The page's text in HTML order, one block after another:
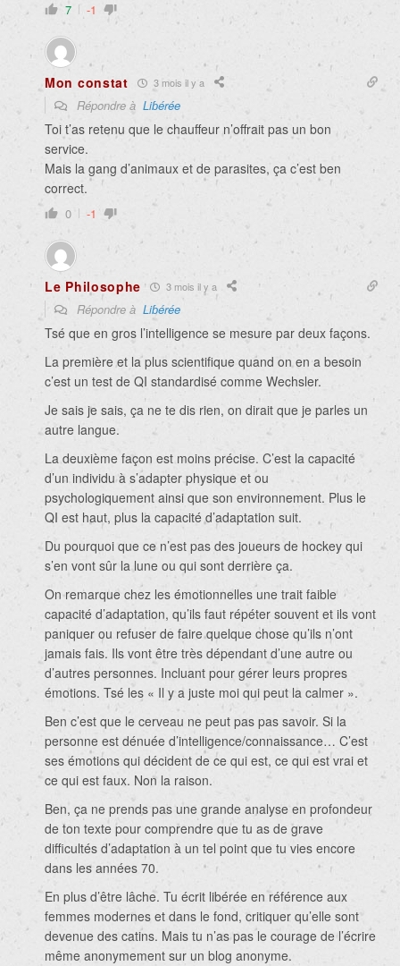
7 -1
Mon constat 3 mois il y a
Répondre à Liɓérée
Toi t’as retenu que le chauffeur n’offrait pas un bon
service.
Mais la gang d’animaux et de parasites, ça c’est ben
correct.
0 -1
Le Philosophe 3 mois il y a
Répondre à Liɓérée
Tsé que en gros l’intelligence se mesure par deux façons.
La première et la plus scientifique quand on en a besoin
c’est un test de QI standardisé comme Wechsler.
Je sais je sais, ça ne te dis rien, on dirait que je parles un
autre langue.
La deuxième façon est moins précise. C’est la capacité
d’un individu à s’adapter physique et ou
psychologiquement ainsi que son environnement. Plus le
QI est haut, plus la capacité d’adaptation suit.
Du pourquoi que ce n’est pas des joueurs de hockey qui
s’en vont sûr la lune ou qui sont derrière ça.
On remarque chez les émotionnelles une trait faible
capacité d’adaptation, qu’ils faut répéter souvent et ils vont
paniquer ou refuser de faire quelque chose qu’ils n’ont
jamais fais. Ils vont être très dépendant d’une autre ou
d’autres personnes. Incluant pour gérer leurs propres
émotions. Tsé les « Il y a juste moi qui peut la calmer ».
Ben c’est que le cerveau ne peut pas pas savoir. Si la
personne est dénuée d’intelligence/connaissance… C’est
ses émotions qui décident de ce qui est, ce qui est vrai et
ce qui est faux. Non la raison.
Ben, ça ne prends pas une grande analyse en profondeur
de ton texte pour comprendre que tu as de grave
difficultés d’adaptation à un tel point que tu vies encore
dans les années 70.
En plus d’être lâche. Tu écrit libérée en référence aux
femmes modernes et dans le fond, critiquer qu’elle sont
devenue des catins. Mais tu n’as pas le courage de l’écrire
même anonymement sur un blog anonyme.